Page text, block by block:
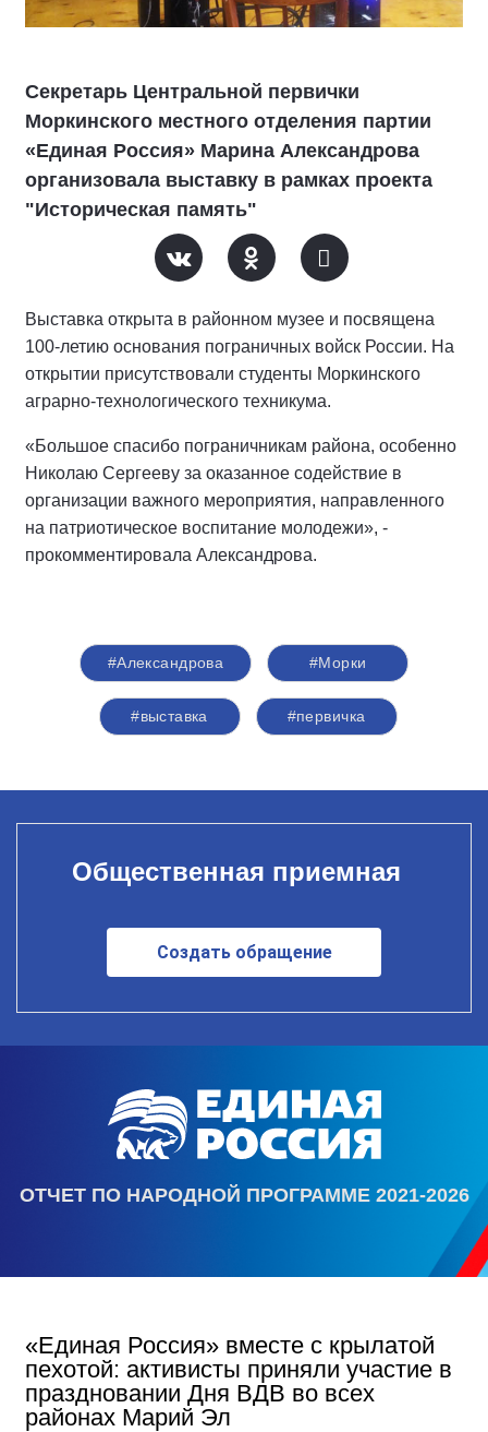
Секретарь Центральной первички
Моркинского местного отделения партии
«Единая Россия» Марина Александрова
организовала выставку в рамках проекта
"Историческая память"
Выставка открыта в районном музее и посвящена
100-летию основания пограничных войск России. На
открытии присутствовали студенты Моркинского
аграрно-технологического техникума.
«Большое спасибо пограничникам района, особенно
Николаю Сергееву за оказанное содействие в
организации важного мероприятия, направленного
на патриотическое воспитание молодежи», -
прокомментировала Александрова.
#Александрова #Морки
#выставка #первичка
Общественная приемная
Создать обращение
ОТЧЕТ ПО НАРОДНОЙ ПРОГРАММЕ 2021-2026
«Единая Россия» вместе с крылатой
пехотой: активисты приняли участие в
праздновании Дня ВДВ во всех
районах Марий Эл